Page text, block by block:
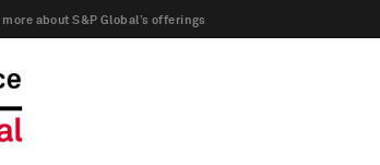
about S&P Global’s offerings